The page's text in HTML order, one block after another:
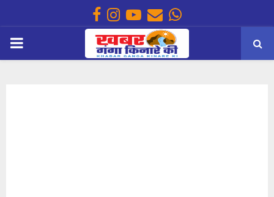
Facebook
Instagram
Youtube
EmailWhatsapp
PRIMARY